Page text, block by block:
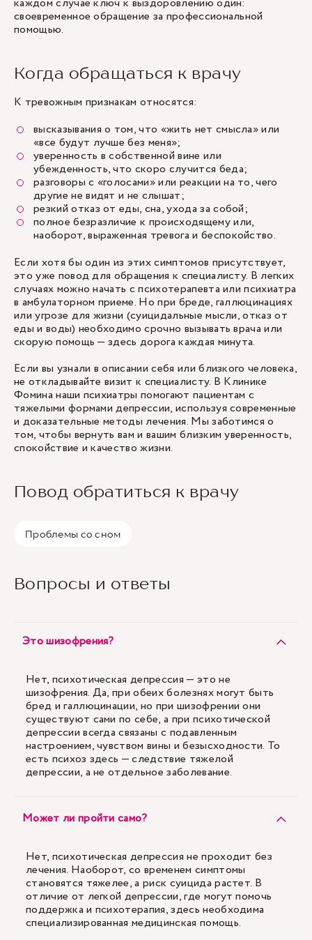
своевременное обращение за профессиональной
помощью.
Когда обращаться к врачу
К тревожным признакам относятся:
высказывания о том, что «жить нет смысла» или
«все будут лучше без меня»;
уверенность в собственной вине или
убежденность, что скоро случится беда;
разговоры с «голосами» или реакции на то, чего
другие не видят и не слышат;
резкий отказ от еды, сна, ухода за собой;
полное безразличие к происходящему или,
наоборот, выраженная тревога и беспокойство.
Если хотя бы один из этих симптомов присутствует,
это уже повод для обращения к специалисту. В легких
случаях можно начать с психотерапевта или психиатра
в амбулаторном приеме. Но при бреде, галлюцинациях
или угрозе для жизни (суицидальные мысли, отказ от
еды и воды) необходимо срочно вызывать врача или
скорую помощь — здесь дорога каждая минута.
Если вы узнали в описании себя или близкого человека,
не откладывайте визит к специалисту. В Клинике
Фомина наши психиатры помогают пациентам с
тяжелыми формами депрессии, используя современные
и доказательные методы лечения. Мы заботимся о
том, чтобы вернуть вам и вашим близким уверенность,
спокойствие и качество жизни.
Повод обратиться к врачу
Проблемы со сном
Вопросы и ответы
Это шизофрения?
Нет, психотическая депрессия — это не
шизофрения. Да, при обеих болезнях могут быть
бред и галлюцинации, но при шизофрении они
существуют сами по себе, а при психотической
депрессии всегда связаны с подавленным
настроением, чувством вины и безысходности. То
есть психоз здесь — следствие тяжелой
депрессии, а не отдельное заболевание.
Может ли пройти само?
Нет, психотическая депрессия не проходит без
лечения. Наоборот, со временем симптомы
становятся тяжелее, а риск суицида растет. В
отличие от легкой депрессии, где могут помочь
поддержка и психотерапия, здесь необходима
специализированная медицинская помощь.